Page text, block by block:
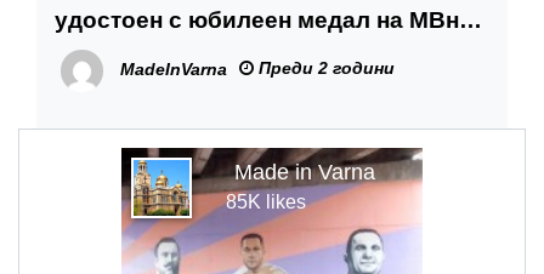
удостоен с юбилеен медал на МВнР
по повод 20-годишнината от
приемането на България в НАТО
MadeInVarna Преди 2 години
Made in Varna
85K likes